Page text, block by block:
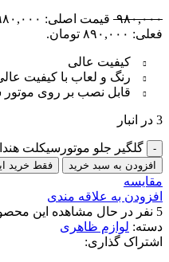
۹۸۰,۰۰۰ قیمت اصلی: ۹۸۰,۰۰۰ تومان بود.
فعلی: ۸۹۰,۰۰۰ تومان.
کیفیت عالی
رنگ و لعاب با کیفیت
قابل نصب بر روی موتور سیکلت
3 در انبار
گلگیر جلو موتورسیکلت
افزودن به سبد خرید فقط خرید
مقایسه
افزودن به علاقه مندی
5 نفر در حال مشاهده این
دسته: لوازم ظاهری
اشتراک گذاری: